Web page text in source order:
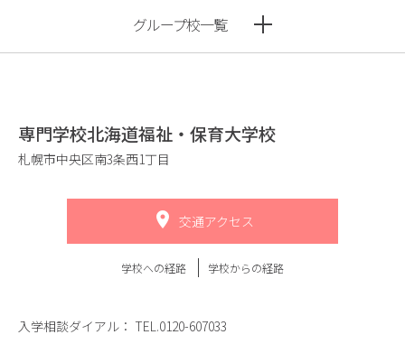
グループ校一覧
専門学校北海道福祉・保育大学校
札幌市中央区南3条西1丁目
交通アクセス
学校への経路 学校からの経路
入学相談ダイアル： TEL.0120-607033